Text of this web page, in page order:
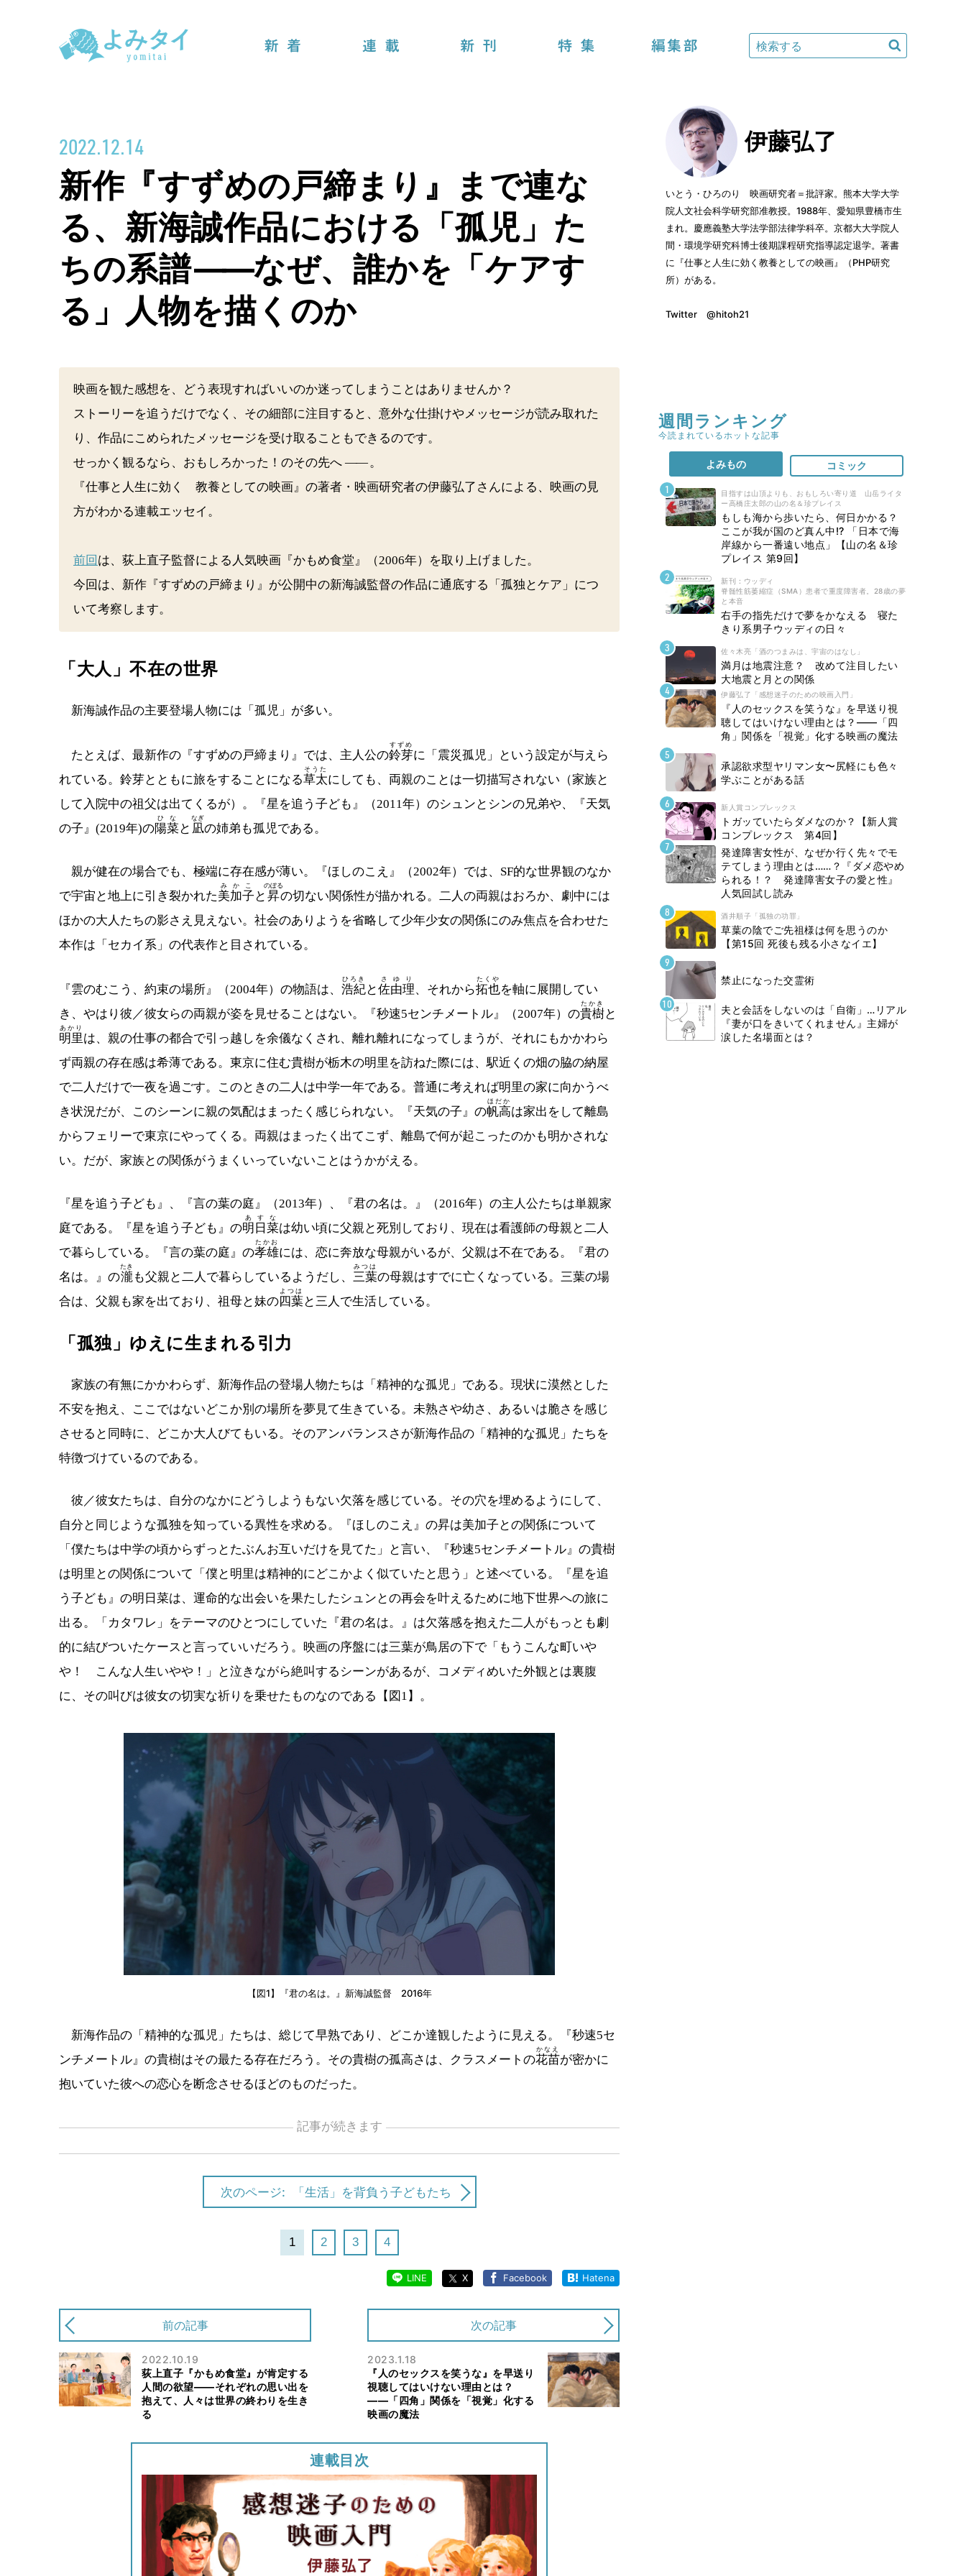
2022.12.14
新作『すずめの戸締まり』まで連な
る、新海誠作品における「孤児」た
ちの系譜――なぜ、誰かを「ケアす
る」人物を描くのか
映画を観た感想を、どう表現すればいいのか迷ってしまうことはありませんか？
ストーリーを追うだけでなく、その細部に注目すると、意外な仕掛けやメッセージが読み取れた
り、作品にこめられたメッセージを受け取ることもできるのです。
せっかく観るなら、おもしろかった！のその先へ ―― 。
『仕事と人生に効く 教養としての映画』の著者・映画研究者の伊藤弘了さんによる、映画の見
方がわかる連載エッセイ。
前回 は、荻上直子監督による人気映画『かもめ食堂』（2006年）を取り上げました。
今回は、新作『すずめの戸締まり』が公開中の新海誠監督の作品に通底する「孤独とケア」につ
いて考察します。
「大人」不在の世界
新海誠作品の主要登場人物には「孤児」が多い。
たとえば、最新作の『すずめの戸締まり』では、主人公の鈴芽
すずめ
に「震災孤児」という設定が与えら
れている。鈴芽とともに旅をすることになる草太
そうた
にしても、両親のことは一切描写されない（家族と
して入院中の祖父は出てくるが）。『星を追う子ども』（2011年）のシュンとシンの兄弟や、『天気
の子』(2019年)の陽菜
ひな
と 凪
なぎ
の姉弟も孤児である。
親が健在の場合でも、極端に存在感が薄い。『ほしのこえ』（2002年）では、SF的な世界観のなか
で宇宙と地上に引き裂かれた美加子
みかこ
と 昇
のぼる
の切ない関係性が描かれる。二人の両親はおろか、劇中には
ほかの大人たちの影さえ見えない。社会のありようを省略して少年少女の関係にのみ焦点を合わせた
本作は「セカイ系」の代表作と目されている。
『雲のむこう、約束の場所』（2004年）の物語は、 浩紀
ひろき
と佐由理
さゆり
、それから拓也
たくや
を軸に展開してい
き、やはり彼／彼女らの両親が姿を見せることはない。『秒速5センチメートル』（2007年）の貴樹
たかき
と
明里
あかり
は、親の仕事の都合で引っ越しを余儀なくされ、離れ離れになってしまうが、それにもかかわら
ず両親の存在感は希薄である。東京に住む貴樹が栃木の明里を訪ねた際には、駅近くの畑の脇の納屋
で二人だけで一夜を過ごす。このときの二人は中学一年である。普通に考えれば明里の家に向かうべ
き状況だが、このシーンに親の気配はまったく感じられない。『天気の子』の帆高
ほだか
は家出をして離島
からフェリーで東京にやってくる。両親はまったく出てこず、離島で何が起こったのかも明かされな
い。だが、家族との関係がうまくいっていないことはうかがえる。
『星を追う子ども』、『言の葉の庭』（2013年）、『君の名は。』（2016年）の主人公たちは単親家
庭である。『星を追う子ども』の明日菜
あすな
は幼い頃に父親と死別しており、現在は看護師の母親と二人
で暮らしている。『言の葉の庭』の孝雄
たかお
には、恋に奔放な母親がいるが、父親は不在である。『君の
名は。』の瀧
たき
も父親と二人で暮らしているようだし、 三葉
みつは
の母親はすでに亡くなっている。三葉の場
合は、父親も家を出ており、祖母と妹の四葉
よつは
と三人で生活している。
「孤独」ゆえに生まれる引力
家族の有無にかかわらず、新海作品の登場人物たちは「精神的な孤児」である。現状に漠然とした
不安を抱え、ここではないどこか別の場所を夢見て生きている。未熟さや幼さ、あるいは脆さを感じ
させると同時に、どこか大人びてもいる。そのアンバランスさが新海作品の「精神的な孤児」たちを
特徴づけているのである。
彼／彼女たちは、自分のなかにどうしようもない欠落を感じている。その穴を埋めるようにして、
自分と同じような孤独を知っている異性を求める。『ほしのこえ』の昇は美加子との関係について
「僕たちは中学の頃からずっとたぶんお互いだけを見てた」と言い、『秒速5センチメートル』の貴樹
は明里との関係について「僕と明里は精神的にどこかよく似ていたと思う」と述べている。『星を追
う子ども』の明日菜は、運命的な出会いを果たしたシュンとの再会を叶えるために地下世界への旅に
出る。「カタワレ」をテーマのひとつにしていた『君の名は。』は欠落感を抱えた二人がもっとも劇
的に結びついたケースと言っていいだろう。映画の序盤には三葉が鳥居の下で「もうこんな町いや
や！ こんな人生いやや！」と泣きながら絶叫するシーンがあるが、コメディめいた外観とは裏腹
に、その叫びは彼女の切実な祈りを乗せたものなのである【図1】。
【図1】『君の名は。』新海誠監督 2016年
新海作品の「精神的な孤児」たちは、総じて早熟であり、どこか達観したように見える。『秒速5セ
ンチメートル』の貴樹はその最たる存在だろう。その貴樹の孤高さは、クラスメートの花苗
かなえ
が密かに
抱いていた彼への恋心を断念させるほどのものだった。
記事が続きます
次のページ: 「生活」を背負う子どもたち
1 2 3 4
LINE X Facebook Hatena
前の記事
2022.10.19
荻上直子『かもめ食堂』が肯定する
人間の欲望――それぞれの思い出を
抱えて、人々は世界の終わりを生き
る
次の記事
2023.1.18
『人のセックスを笑うな』を早送り
視聴してはいけない理由とは？
――「四角」関係を「視覚」化する
映画の魔法
連載目次
伊藤弘了
いとう・ひろのり 映画研究者＝批評家。熊本大学大学
院人文社会科学研究部准教授。1988年、愛知県豊橋市生
まれ。慶應義塾大学法学部法律学科卒。京都大大学院人
間・環境学研究科博士後期課程研究指導認定退学。著書
に『仕事と人生に効く教養としての映画』（PHP研究
所）がある。
Twitter @hitoh21
週間ランキング
今読まれているホットな記事
よみもの コミック
目指すは山頂よりも、おもしろい寄り道 山岳ライタ
ー高橋庄太郎の山の名＆珍プレイス
もしも海から歩いたら、何日かかる？
ここが我が国のど真ん中!? 「日本で海
岸線から一番遠い地点」【山の名＆珍
プレイス 第9回】
新刊 : ウッディ
脊髄性筋萎縮症（SMA）患者で重度障害者。28歳の夢
と本音
右手の指先だけで夢をかなえる 寝た
きり系男子ウッディの日々
佐々木亮「酒のつまみは、宇宙のはなし」
満月は地震注意？ 改めて注目したい
大地震と月との関係
伊藤弘了「感想迷子のための映画入門」
『人のセックスを笑うな』を早送り視
聴してはいけない理由とは？――「四
角」関係を「視覚」化する映画の魔法
承認欲求型ヤリマン女〜尻軽にも色々
学ぶことがある話
新人賞コンプレックス
トガッていたらダメなのか？【新人賞
コンプレックス 第4回】
発達障害女性が、なぜか行く先々でモ
テてしまう理由とは……？『ダメ恋やめ
られる！？ 発達障害女子の愛と性』
人気回試し読み
酒井順子「孤独の功罪」
草葉の陰でご先祖様は何を思うのか
【第15回 死後も残る小さなイエ】
禁止になった交霊術
夫と会話をしないのは「自衛」…リアル
『妻が口をきいてくれません』主婦が
涙した名場面とは？